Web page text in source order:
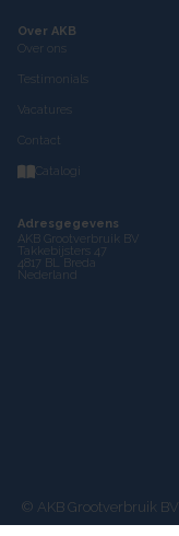
Over AKB
Over ons
Testimonials
Vacatures
Contact
Catalogi
Adresgegevens
AKB Grootverbruik BV
Takkebijsters 47
4817 BL Breda
Nederland
© AKB Grootverbruik BV